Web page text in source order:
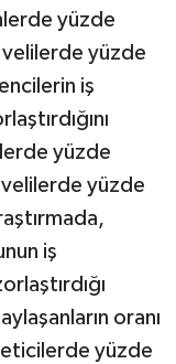
yüzde
yüzde
iş
yüzde
yüzde
iş
oranı
yüzde